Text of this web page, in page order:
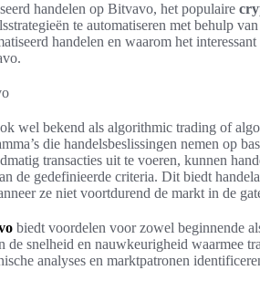
handelen op Bitvavo, het populaire
te automatiseren met behulp
handelen en waarom het
wel bekend als algorithmic trading of
die handelsbeslissingen nemen op
transacties uit te voeren, kunnen
de gedefinieerde criteria. Dit biedt
ze niet voortdurend de markt in de
biedt voordelen voor zowel beginnende
de snelheid en nauwkeurigheid waarmee
analyses en marktpatronen